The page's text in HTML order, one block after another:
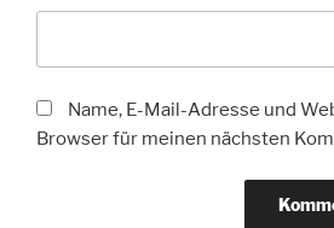
Name, E-Mail-Adresse und
Browser für meinen nächsten